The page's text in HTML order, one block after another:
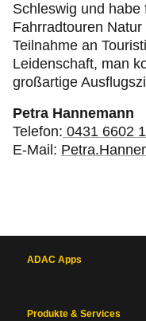
Schleswig und habe
Fahrradtouren
Teilnahme an
Leidenschaft, man
großartige
Petra Hannemann
Telefon: 0431 6602
E-Mail:
ADAC Apps
Produkte & Services